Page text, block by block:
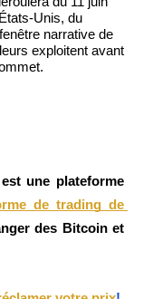
Unis, du
narrative de
exploitent avant
une plateforme
de trading de
des Bitcoin et